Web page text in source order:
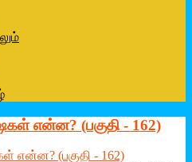
என்ன? (பகுதி - 162)